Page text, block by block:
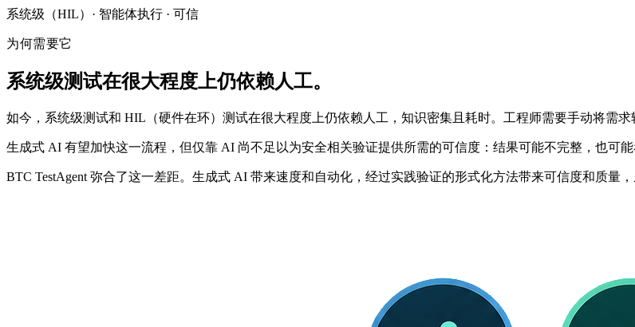
系统级（HIL）· 智能体执行 · 可信
为何需要它
系统级测试在很大程度上仍依赖人工。
如今，系统级测试和 HIL（硬件在环）测试在很大程度上仍依赖人工，知识密集且耗时。工程师需要手动将需求
生成式 AI 有望加快这一流程，但仅靠 AI 尚不足以为安全相关验证提供所需的可信度：结果可能不完整，也可能
BTC TestAgent 弥合了这一差距。生成式 AI 带来速度和自动化，经过实践验证的形式化方法带来可信度和质量